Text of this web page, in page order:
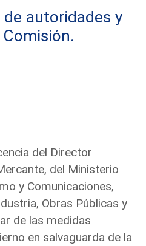
autoridades y
del Director
del Ministerio
y Comunicaciones,
Obras Públicas y
de las medidas
en salvaguarda de la